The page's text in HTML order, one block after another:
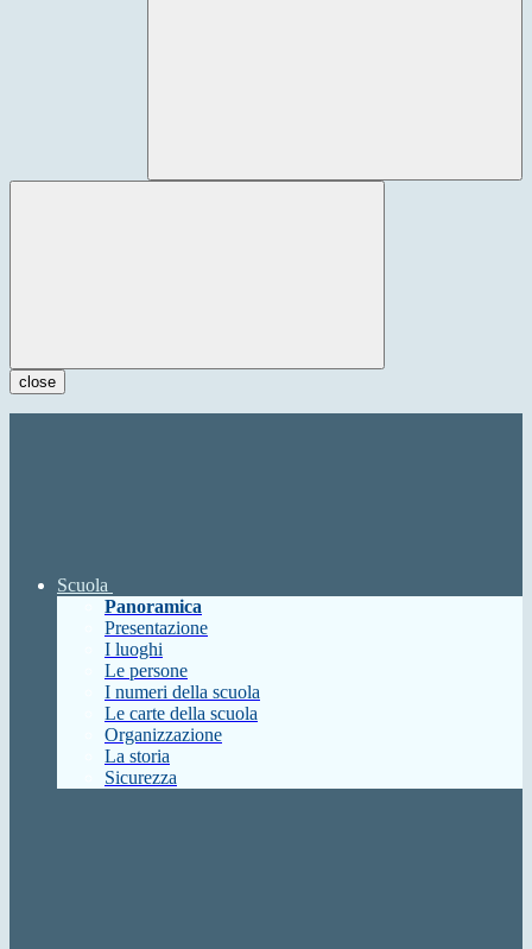
close
Scuola
Panoramica
Presentazione
I luoghi
Le persone
I numeri della scuola
Le carte della scuola
Organizzazione
La storia
Sicurezza